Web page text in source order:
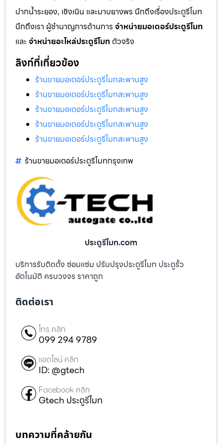
ปากน้ำระยอง, เชิงเนิน และมาบยางพร นึกถึงเรื่องประตูรีโมท
นึกถึงเรา ผู้ชำนาญการด้านการ จำหน่ายมอเตอร์ประตูรีโมท
และ จำหน่ายอะไหล่ประตูรีโมท ตัวจริง
ลิงก์ที่เกี่ยวข้อง
ร้านขายมอเตอร์ประตูรีโมทสะพานสูง
ร้านขายมอเตอร์ประตูรีโมทสะพานสูง
ร้านขายมอเตอร์ประตูรีโมทสะพานสูง
ร้านขายมอเตอร์ประตูรีโมทสะพานสูง
ร้านขายมอเตอร์ประตูรีโมทสะพานสูง
ร้านขายมอเตอร์ประตูรีโมทกรุงเทพ
ประตูรีโมท.com
บริการรับติดตั้ง ซ่อมแซ่ม ปรับปรุงประตูรีโมท ประตูรั้ว
อัตโนมัติ ครบวงจร ราคาถูก
ติดต่อเรา
โทร คลิก
099 294 9789
แอดไลน์ คลิก
ID: @gtech
Facebook คลิก
Gtech ประตูรีโมท
บทความที่คล้ายกัน